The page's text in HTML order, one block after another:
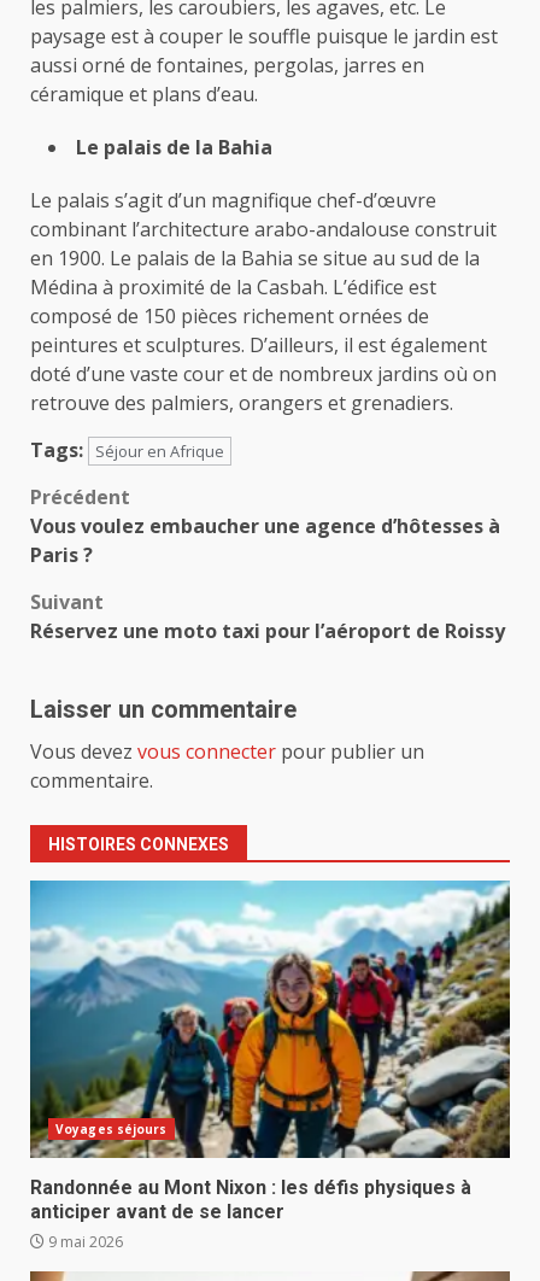
les palmiers, les caroubiers, les agaves, etc. Le
paysage est à couper le souffle puisque le jardin est
aussi orné de fontaines, pergolas, jarres en
céramique et plans d’eau.
Le palais de la Bahia
Le palais s’agit d’un magnifique chef-d’œuvre
combinant l’architecture arabo-andalouse construit
en 1900. Le palais de la Bahia se situe au sud de la
Médina à proximité de la Casbah. L’édifice est
composé de 150 pièces richement ornées de
peintures et sculptures. D’ailleurs, il est également
doté d’une vaste cour et de nombreux jardins où on
retrouve des palmiers, orangers et grenadiers.
Tags:
Séjour en Afrique
Navigation
d’article
Précédent
Vous voulez embaucher une agence d’hôtesses à
Paris ?
Suivant
Réservez une moto taxi pour l’aéroport de Roissy
Laisser un commentaire
Vous devez vous connecter pour publier un
commentaire.
HISTOIRES CONNEXES
Voyages séjours
Randonnée au Mont Nixon : les défis physiques à
anticiper avant de se lancer
9 mai 2026